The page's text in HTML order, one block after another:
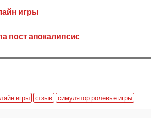
игры
пост апокалипсис
игры отзыв симулятор ролевые игры